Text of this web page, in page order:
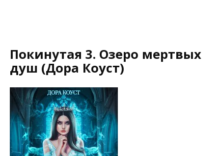
Покинутая 3. Озеро мертвых
душ (Дора Коуст)